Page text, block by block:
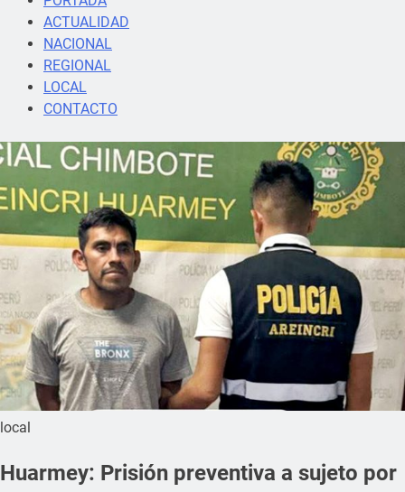
ACTUALIDAD
NACIONAL
REGIONAL
LOCAL
CONTACTO
local
Huarmey: Prisión preventiva a sujeto por